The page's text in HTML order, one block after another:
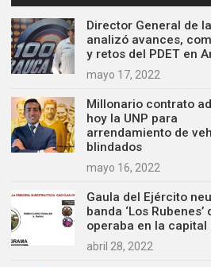
Director General de
analizó avances,
y retos del PDET en
mayo 17, 2022
Millonario contrato
hoy la UNP para
arrendamiento de
blindados
mayo 16, 2022
Gaula del Ejército
banda ‘Los Rubenes’
operaba en la capital
abril 28, 2022